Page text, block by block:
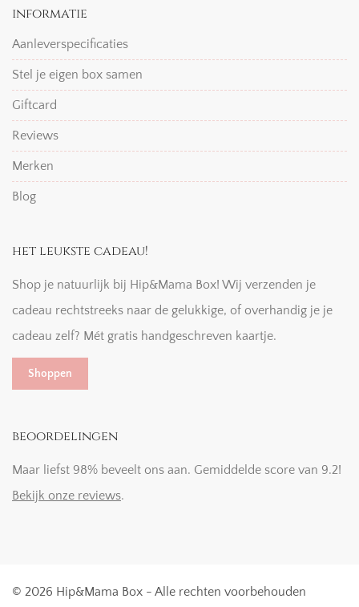
informatie
Aanleverspecificaties
Stel je eigen box samen
Giftcard
Reviews
Merken
Blog
het leukste cadeau!
Shop je natuurlijk bij Hip&Mama Box! Wij verzenden je
cadeau rechtstreeks naar de gelukkige, of overhandig je je
cadeau zelf? Mét gratis handgeschreven kaartje.
Shoppen
beoordelingen
Maar liefst 98% beveelt ons aan. Gemiddelde score van 9.2!
Bekijk onze reviews.
© 2026 Hip&Mama Box - Alle rechten voorbehouden